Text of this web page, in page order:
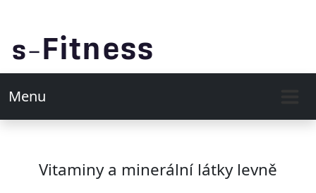
Menu
Vitaminy a minerální látky levně